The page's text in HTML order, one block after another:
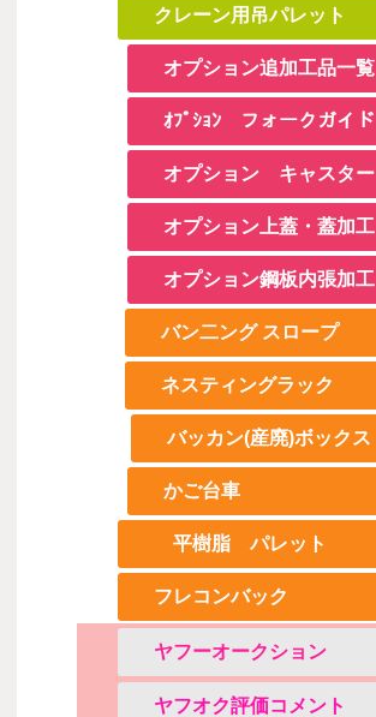
クレーン用吊パレット
オプション追加工品一覧
ｵﾌﾟｼｮﾝ フォークガイド
オプション キャスター
オプション上蓋・蓋加工
オプション鋼板内張加工
バン二ング スロープ
ネスティングラック
バッカン(産廃)ボックス
かご台車
平樹脂 パレット
フレコンバック
ヤフーオークション
ヤフオク評価コメント